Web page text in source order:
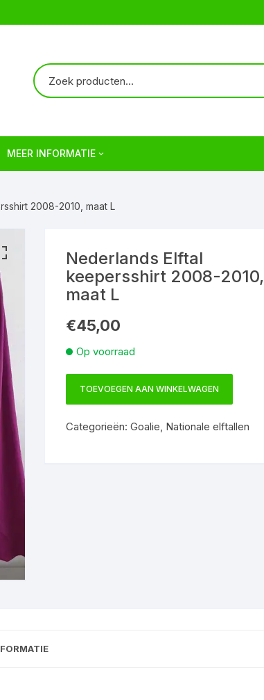
MEER INFORMATIE
Veelgestelde vragen | FAQ
Algemene Voorwaarden
2008-2010, maat L
Nederlands Elftal
keepersshirt 2008-2010,
maat L
€45,00
Op voorraad
Nederlands
keepersshirt
TOEVOEGEN AAN WINKELWAGEN
Categorieën:Goalie, Nationale elftallen